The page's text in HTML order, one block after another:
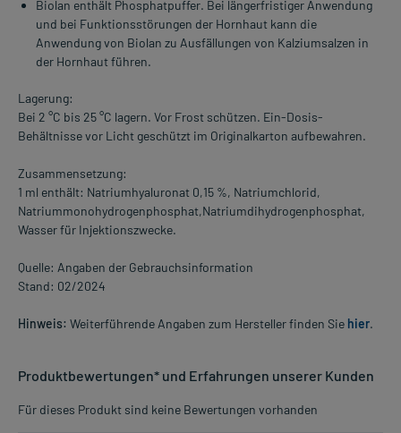
Biolan enthält Phosphatpuffer. Bei längerfristiger Anwendung
und bei Funktionsstörungen der Hornhaut kann die
Anwendung von Biolan zu Ausfällungen von Kalziumsalzen in
der Hornhaut führen.
Lagerung:
Bei 2 °C bis 25 °C lagern. Vor Frost schützen. Ein-Dosis-
Behältnisse vor Licht geschützt im Originalkarton aufbewahren.
Zusammensetzung:
1 ml enthält: Natriumhyaluronat 0,15 %, Natriumchlorid,
Natriummonohydrogenphosphat,Natriumdihydrogenphosphat,
Wasser für Injektionszwecke.
Quelle: Angaben der Gebrauchsinformation
Stand: 02/2024
Hinweis: Weiterführende Angaben zum Hersteller finden Sie hier.
Produktbewertungen* und Erfahrungen unserer Kunden
Für dieses Produkt sind keine Bewertungen vorhanden